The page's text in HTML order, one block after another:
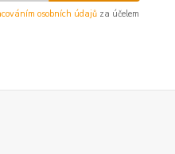
osobních údajů za účelem